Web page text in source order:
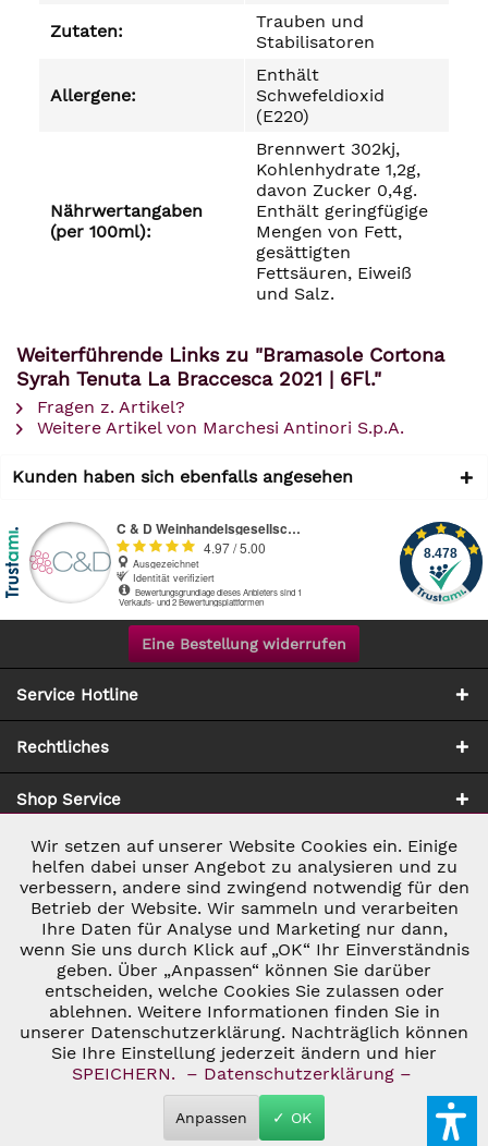
Zutaten:
Trauben und
Stabilisatoren
Allergene:
Enthält
Schwefeldioxid
(E220)
Nährwertangaben
(per 100ml):
Brennwert 302kj,
Kohlenhydrate 1,2g,
davon Zucker 0,4g.
Enthält geringfügige
Mengen von Fett,
gesättigten
Fettsäuren, Eiweiß
und Salz.
Weiterführende Links zu "Bramasole Cortona
Syrah Tenuta La Braccesca 2021 | 6Fl."
Fragen z. Artikel?
Weitere Artikel von Marchesi Antinori S.p.A.
Kunden haben sich ebenfalls angesehen
Eine Bestellung widerrufen
Service Hotline
Rechtliches
Shop Service
Zahlung & Versand
* ALLE PREISE INKL. GESETZL. UMSATZSTEUER ZZGL.
VERSANDKOSTEN UND GGF. NACHNAHMEGEBÜHREN, WENN NICHT
ANDERS BESCHRIEBEN
© 2026 C&D WEINHANDEL - ALL RIGHTS RESERVED. THEME BY
THEMEWARE®
Notwendig Aktiv
Marketing Inaktiv
Tracking Inaktiv
Personalisierung Inaktiv
Wir setzen auf unserer Website Cookies ein. Einige
helfen dabei unser Angebot zu analysieren und zu
verbessern, andere sind zwingend notwendig für den
Betrieb der Website. Wir sammeln und verarbeiten
Ihre Daten für Analyse und Marketing nur dann,
wenn Sie uns durch Klick auf „OK“ Ihr Einverständnis
geben. Über „Anpassen“ können Sie darüber
entscheiden, welche Cookies Sie zulassen oder
ablehnen. Weitere Informationen finden Sie in
unserer Datenschutzerklärung. Nachträglich können
Sie Ihre Einstellung jederzeit ändern und hier
SPEICHERN.
– Datenschutzerklärung –
Anpassen ✓ OK